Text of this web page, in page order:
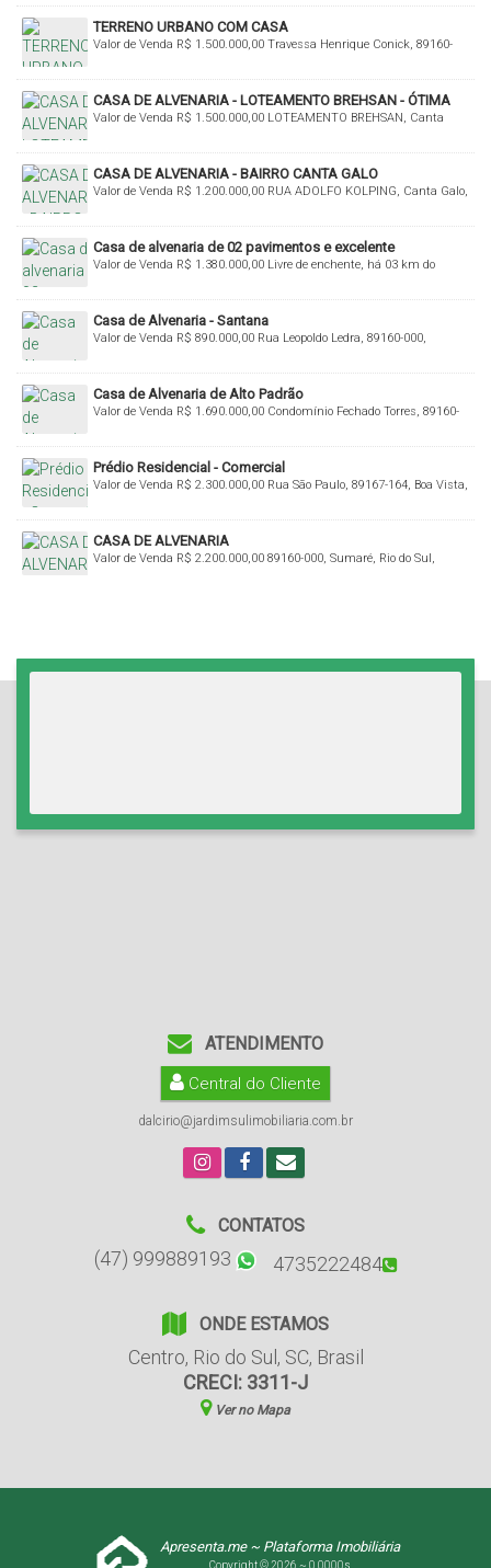
TERRENO URBANO COM CASA
R$ 1.500.000,00
Valor de Venda
Travessa Henrique Conick, 89160-
CASA DE ALVENARIA - LOTEAMENTO BREHSAN - ÓTIMA
LOCALIZAÇÃO!!!
R$ 1.500.000,00
Valor de Venda
LOTEAMENTO BREHSAN, Canta
CASA DE ALVENARIA - BAIRRO CANTA GALO
R$ 1.200.000,00
Valor de Venda
RUA ADOLFO KOLPING, Canta Galo,
Casa de alvenaria de 02 pavimentos e excelente
acabamento! R$ 1.380.000,00
Valor de Venda
Livre de enchente, há 03 km do
Brasil
Casa de Alvenaria - Santana
R$ 890.000,00
Valor de Venda
Rua Leopoldo Ledra, 89160-000,
Casa de Alvenaria de Alto Padrão
R$ 1.690.000,00
Valor de Venda
Condomínio Fechado Torres, 89160-
Prédio Residencial - Comercial
R$ 2.300.000,00
Valor de Venda
Rua São Paulo, 89167-164, Boa Vista,
CASA DE ALVENARIA
R$ 2.200.000,00
Valor de Venda
89160-000, Sumaré, Rio do Sul,
ATENDIMENTO
Central do Cliente
dalcirio@jardimsulimobiliaria.com.br
CONTATOS
(47) 999889193 4735222484
ONDE ESTAMOS
Centro, Rio do Sul , SC, Brasil
CRECI: 3311-J
Ver no Mapa
Apresenta.me ~ Plataforma Imobiliária
Copyright © 2026 ~ 0.0000s